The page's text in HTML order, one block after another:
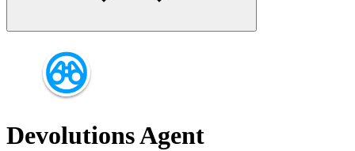
Devolutions Agent